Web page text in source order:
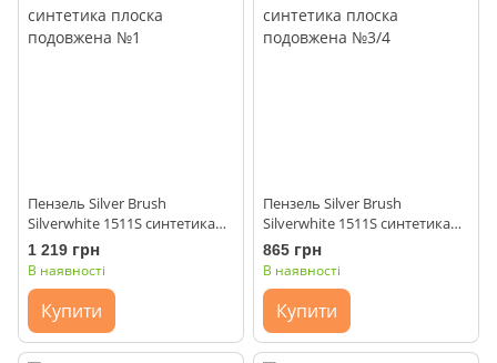
Пензель Silver Brush
Silverwhite 1511S синтетика
плоска подовжена №1
1 219 грн
В наявності
Купити
Пензель Silver Brush
Silverwhite 1511S синтетика
плоска подовжена №3/4
865 грн
В наявності
Купити